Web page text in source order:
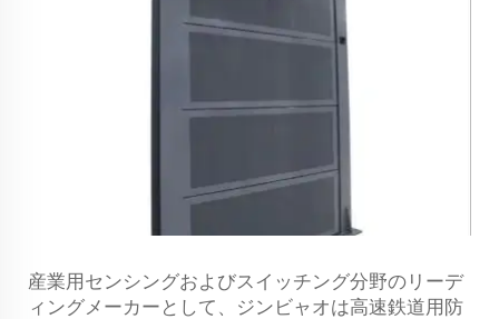
産業用センシングおよびスイッチング分野のリーデ
ィングメーカーとして、ジンビャオは高速鉄道用防